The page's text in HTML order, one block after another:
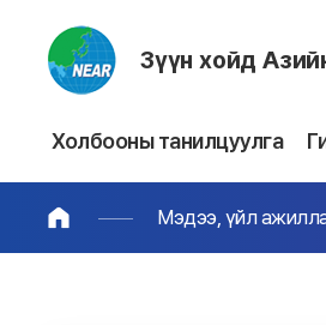
Зүүн хойд
Холбооны танилцуулга
Мэдээ, үйл